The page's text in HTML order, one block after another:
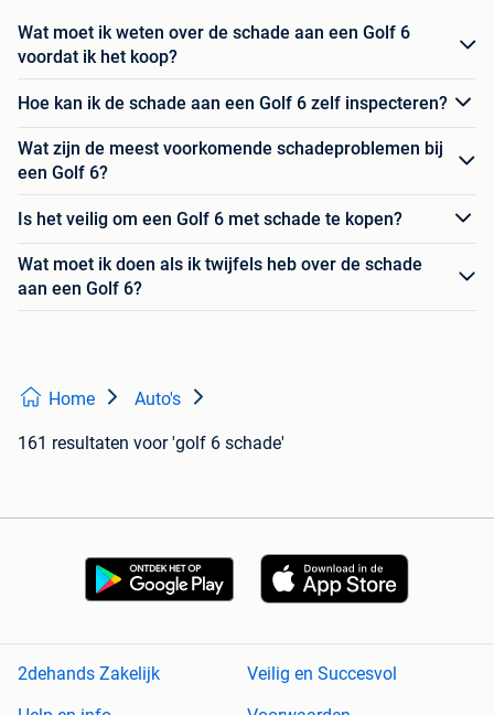
Wat moet ik weten over de schade aan een Golf 6
voordat ik het koop?
Hoe kan ik de schade aan een Golf 6 zelf inspecteren?
Wat zijn de meest voorkomende schadeproblemen bij
een Golf 6?
Is het veilig om een Golf 6 met schade te kopen?
Wat moet ik doen als ik twijfels heb over de schade
aan een Golf 6?
Home Auto's
161 resultaten voor 'golf 6 schade'
2dehands Zakelijk
Veilig en Succesvol